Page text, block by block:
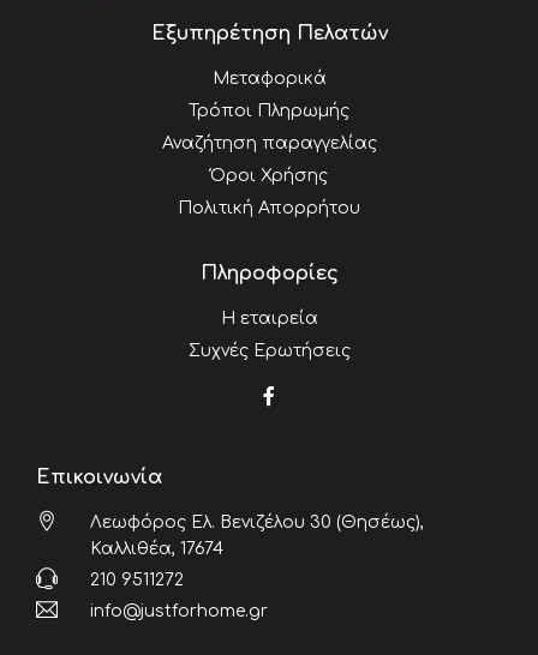
Εξυπηρέτηση Πελατών
Μεταφορικά
Τρόποι Πληρωμής
Αναζήτηση παραγγελίας
Όροι Χρήσης
Πολιτική Απορρήτου
Πληροφορίες
Η εταιρεία
Συχνές Ερωτήσεις
Επικοινωνία
Λεωφόρος Ελ. Βενιζέλου 30 (Θησέως),
Καλλιθέα, 17674
210 9511272
info@justforhome.gr